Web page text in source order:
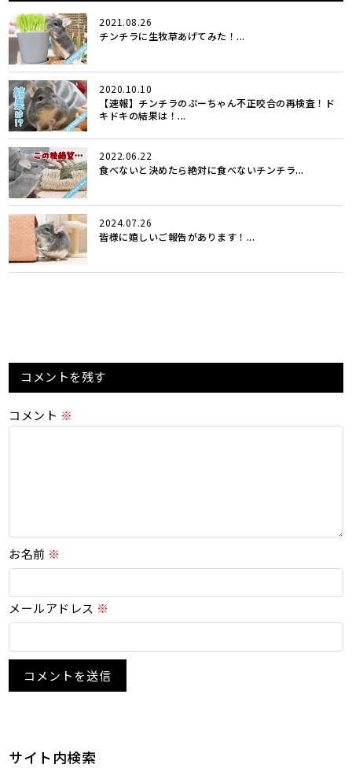
2021.08.26
チンチラに生牧草あげてみた！...
2020.10.10
【速報】チンチラのぷーちゃん不正咬合の再検査！ド
キドキの結果は！...
2022.06.22
食べないと決めたら絶対に食べないチンチラ...
2024.07.26
皆様に嬉しいご報告があります！...
コメントを残す
コメント ※
お名前 ※
メールアドレス ※
サイト内検索